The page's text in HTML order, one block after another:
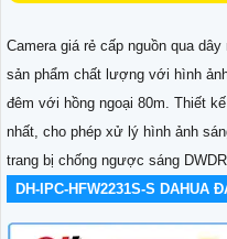
Camera giá rẻ cấp nguồn qua
sản phẩm chất lượng với hình
đêm với hồng ngoại 80m. Thiết
nhất, cho phép xử lý hình ảnh
trang bị chống ngược sáng
DH-IPC-HFW2231S-S DAHUA